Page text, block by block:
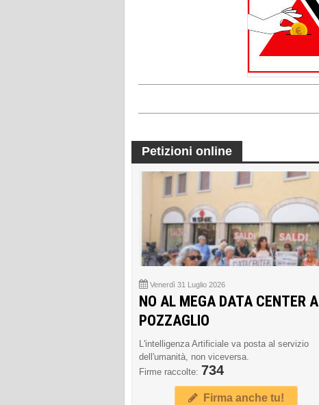
Petizioni online
Venerdì 31 Luglio 2026
NO AL MEGA DATA CENTER A
POZZAGLIO
L'intelligenza Artificiale va posta al servizio
dell'umanità, non viceversa.
Firme raccolte: 734
Firma anche tu!